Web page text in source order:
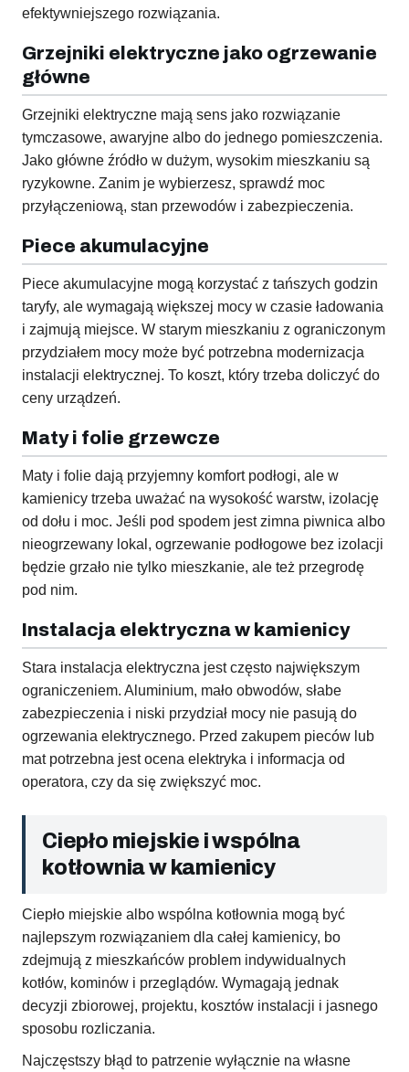
efektywniejszego rozwiązania.
Grzejniki elektryczne jako ogrzewanie
główne
Grzejniki elektryczne mają sens jako rozwiązanie
tymczasowe, awaryjne albo do jednego pomieszczenia.
Jako główne źródło w dużym, wysokim mieszkaniu są
ryzykowne. Zanim je wybierzesz, sprawdź moc
przyłączeniową, stan przewodów i zabezpieczenia.
Piece akumulacyjne
Piece akumulacyjne mogą korzystać z tańszych godzin
taryfy, ale wymagają większej mocy w czasie ładowania
i zajmują miejsce. W starym mieszkaniu z ograniczonym
przydziałem mocy może być potrzebna modernizacja
instalacji elektrycznej. To koszt, który trzeba doliczyć do
ceny urządzeń.
Maty i folie grzewcze
Maty i folie dają przyjemny komfort podłogi, ale w
kamienicy trzeba uważać na wysokość warstw, izolację
od dołu i moc. Jeśli pod spodem jest zimna piwnica albo
nieogrzewany lokal, ogrzewanie podłogowe bez izolacji
będzie grzało nie tylko mieszkanie, ale też przegrodę
pod nim.
Instalacja elektryczna w kamienicy
Stara instalacja elektryczna jest często największym
ograniczeniem. Aluminium, mało obwodów, słabe
zabezpieczenia i niski przydział mocy nie pasują do
ogrzewania elektrycznego. Przed zakupem pieców lub
mat potrzebna jest ocena elektryka i informacja od
operatora, czy da się zwiększyć moc.
Ciepło miejskie i wspólna
kotłownia w kamienicy
Ciepło miejskie albo wspólna kotłownia mogą być
najlepszym rozwiązaniem dla całej kamienicy, bo
zdejmują z mieszkańców problem indywidualnych
kotłów, kominów i przeglądów. Wymagają jednak
decyzji zbiorowej, projektu, kosztów instalacji i jasnego
sposobu rozliczania.
Najczęstszy błąd to patrzenie wyłącznie na własne